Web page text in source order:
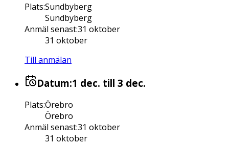
Plats:Sundbyberg
Sundbyberg
Anmäl senast:31 oktober
31 oktober
Till anmälan
Datum:1 dec. till 3 dec.
Plats:Örebro
Örebro
Anmäl senast:31 oktober
31 oktober